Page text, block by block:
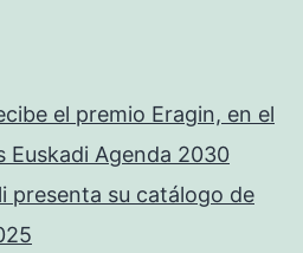
el premio Eragin, en el
Euskadi Agenda 2030
presenta su catálogo de